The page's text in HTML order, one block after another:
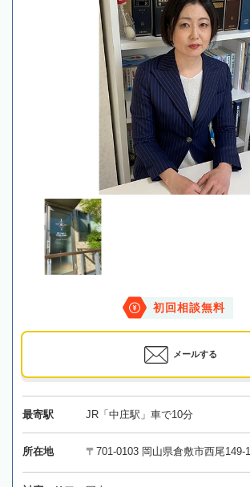
初回相談無料
メールする
最寄駅 JR「中庄駅」車で10分
所在地 〒701-0103 岡山県倉敷市西尾149-1